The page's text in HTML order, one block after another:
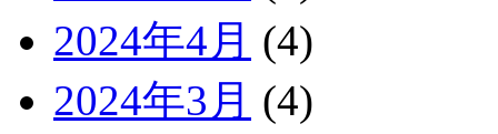
2024年4月 (4)
2024年3月 (4)